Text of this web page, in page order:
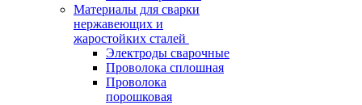
Материалы для сварки
нержавеющих и
жаростойких сталей
Электроды сварочные
Проволока сплошная
Проволока
порошковая